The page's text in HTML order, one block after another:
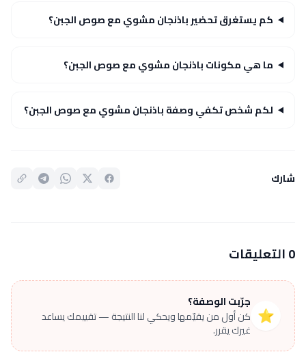
كم يستغرق تحضير باذنجان مشوي مع صوص الجبن؟
ما هي مكونات باذنجان مشوي مع صوص الجبن؟
لكم شخص تكفي وصفة باذنجان مشوي مع صوص الجبن؟
شارك
0 التعليقات
⭐
جرّبت الوصفة؟
كن أول من يقيّمها ويحكي لنا النتيجة — تقييمك يساعد
غيرك يقرر.